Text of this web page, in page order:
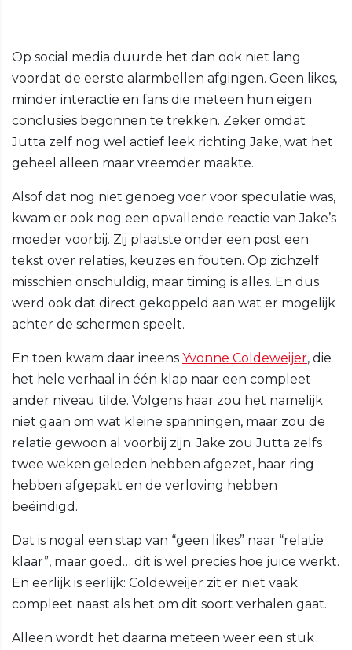
Op social media duurde het dan ook niet lang
voordat de eerste alarmbellen afgingen. Geen likes,
minder interactie en fans die meteen hun eigen
conclusies begonnen te trekken. Zeker omdat
Jutta zelf nog wel actief leek richting Jake, wat het
geheel alleen maar vreemder maakte.
Alsof dat nog niet genoeg voer voor speculatie was,
kwam er ook nog een opvallende reactie van Jake’s
moeder voorbij. Zij plaatste onder een post een
tekst over relaties, keuzes en fouten. Op zichzelf
misschien onschuldig, maar timing is alles. En dus
werd ook dat direct gekoppeld aan wat er mogelijk
achter de schermen speelt.
En toen kwam daar ineens Yvonne Coldeweijer, die
het hele verhaal in één klap naar een compleet
ander niveau tilde. Volgens haar zou het namelijk
niet gaan om wat kleine spanningen, maar zou de
relatie gewoon al voorbij zijn. Jake zou Jutta zelfs
twee weken geleden hebben afgezet, haar ring
hebben afgepakt en de verloving hebben
beëindigd.
Dat is nogal een stap van “geen likes” naar “relatie
klaar”, maar goed… dit is wel precies hoe juice werkt.
En eerlijk is eerlijk: Coldeweijer zit er niet vaak
compleet naast als het om dit soort verhalen gaat.
Alleen wordt het daarna meteen weer een stuk